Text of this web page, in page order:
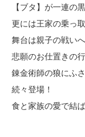
【ブタ】が一連の
更には王家の乗っ
舞台は親子の戦いへ
悲願のお仕置きの
錬金術師の狼にふ
続々登場！
食と家族の愛で結